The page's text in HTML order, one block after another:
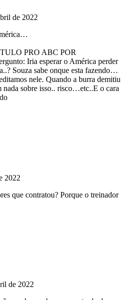
de 2022
PRO ABC POR
Iria esperar o América perder
Souza sabe onque esta fazendo…
nele. Quando a burra demitiu
nada sobre isso.. risco…etc..E o cara
2022
que contratou? Porque o treinador
de 2022